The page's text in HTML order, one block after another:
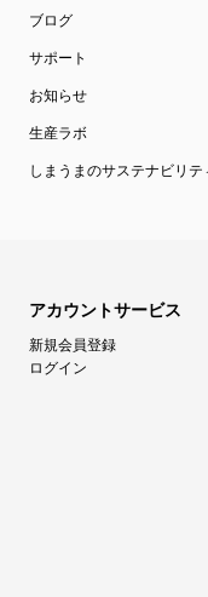
ブログ
サポート
お知らせ
生産ラボ
しまうまのサステナビリテ
アカウントサービス
新規会員登録
ログイン